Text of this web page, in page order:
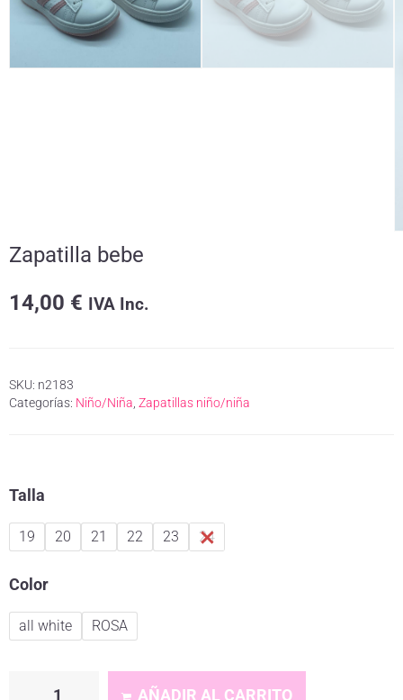
Zapatilla bebe
14,00 € IVA Inc.
SKU: n2183
Categorías: Niño/Niña, Zapatillas niño/niña
Talla
19 20 21 22 23 24
Color
all white ROSA
AÑADIR AL CARRITO